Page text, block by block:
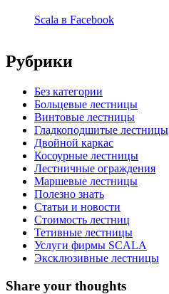
Scala в Facebook
Рубрики
Без категории
Больцевые лестницы
Винтовые лестницы
Гладкоподшитые лестницы
Двойной каркас
Косоурные лестницы
Лестничные ограждения
Маршевые лестницы
Полезно знать
Статьи и новости
Стоимость лестниц
Тетивные лестницы
Услуги фирмы SCALA
Эксклюзивные лестницы
Share your thoughts